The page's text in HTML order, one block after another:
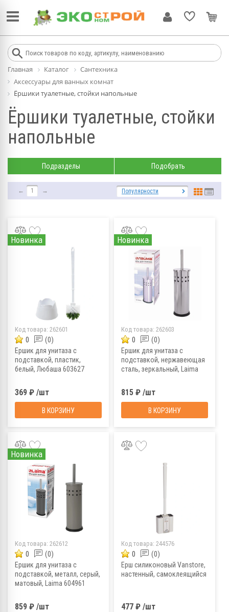
Главная Каталог
Сантехника
Аксессуары для ванных комнат
Ёршики туалетные, стойки напольные
Ёршики туалетные, стойки
напольные
Подразделы Подобрать
← 1 → Популярности
Новинка
Код товара: 262601
0 (0)
Ершик для унитаза с
подставкой, пластик,
белый, Любаша 603627
369 ₽ /шт
В КОРЗИНУ
Новинка
Код товара: 262603
0 (0)
Ершик для унитаза с
подставкой, нержавеющая
сталь, зеркальный, Laima
815 ₽ /шт
В КОРЗИНУ
Новинка
Код товара: 262612
0 (0)
Ершик для унитаза с
подставкой, металл, серый,
матовый, Laima 604961
859 ₽ /шт
Код товара: 244576
0 (0)
Ерш силиконовый Vanstore,
настенный, самоклеящийся
477 ₽ /шт